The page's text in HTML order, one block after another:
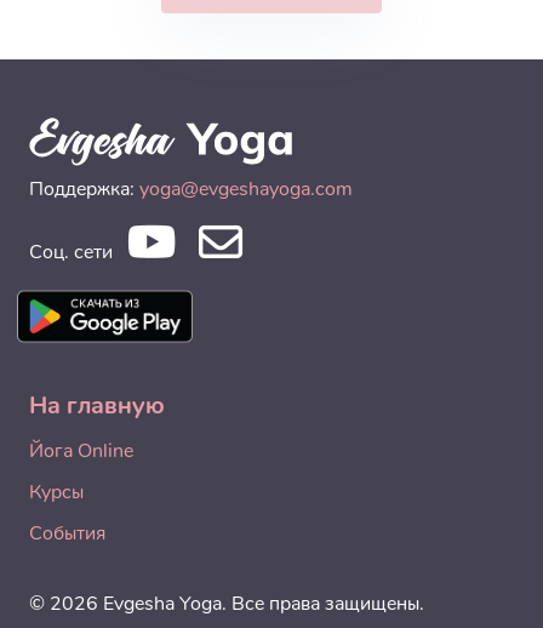
Поддержка: yoga@evgeshayoga.com
Соц. сети
На главную
Йога Online
Курсы
События
© 2026 Evgesha Yoga. Все права защищены.